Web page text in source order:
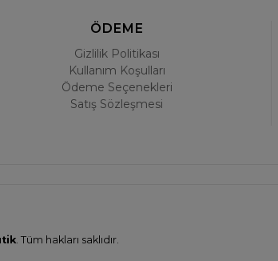
ÖDEME
Gizlilik Politikası
Kullanım Koşulları
Ödeme Seçenekleri
Satış Sözleşmesi
. Tüm hakları saklıdır.